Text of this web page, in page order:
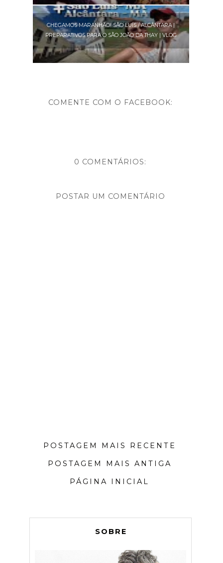
CHEGAMOS MARANHÃO! SÃO LUÍS / ALCÂNTARA |
PREPARATIVOS PARA O SÃO JOÃO DA THAY | VLOG
COMENTE COM O FACEBOOK:
0 COMENTÁRIOS:
POSTAR UM COMENTÁRIO
POSTAGEM MAIS RECENTE
POSTAGEM MAIS ANTIGA
PÁGINA INICIAL
SOBRE